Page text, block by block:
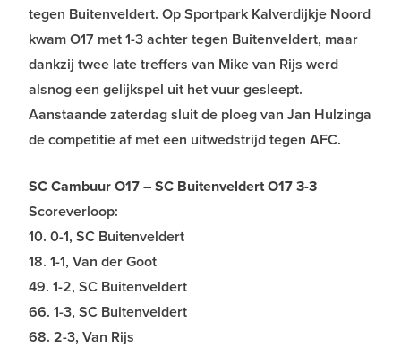
tegen Buitenveldert. Op Sportpark Kalverdijkje Noord
kwam O17 met 1-3 achter tegen Buitenveldert, maar
dankzij twee late treffers van Mike van Rijs werd
alsnog een gelijkspel uit het vuur gesleept.
Aanstaande zaterdag sluit de ploeg van Jan Hulzinga
de competitie af met een uitwedstrijd tegen AFC.
SC Cambuur O17 – SC Buitenveldert O17 3-3
Scoreverloop:
10. 0-1, SC Buitenveldert
18. 1-1, Van der Goot
49. 1-2, SC Buitenveldert
66. 1-3, SC Buitenveldert
68. 2-3, Van Rijs